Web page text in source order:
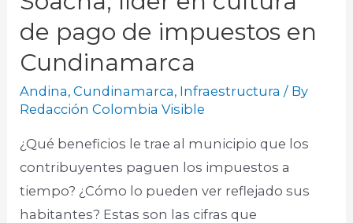
de pago de impuestos en
Cundinamarca
Andina,Cundinamarca, Infraestructura / By
Redacción Colombia Visible
¿Qué beneficios le trae al municipio que los
contribuyentes paguen los impuestos a
tiempo? ¿Cómo lo pueden ver reflejado sus
habitantes? Estas son las cifras que